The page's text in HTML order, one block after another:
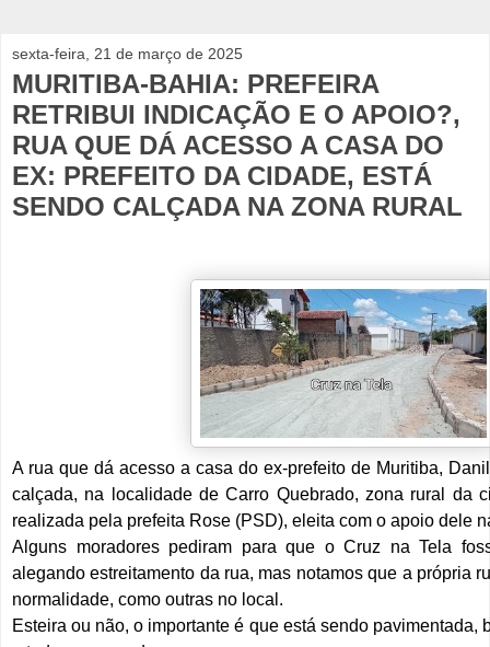
sexta-feira, 21 de março de 2025
MURITIBA-BAHIA: PREFEIRA
RETRIBUI INDICAÇÃO E O APOIO?,
RUA QUE DÁ ACESSO A CASA DO
EX: PREFEITO DA CIDADE, ESTÁ
SENDO CALÇADA NA ZONA RURAL
A rua que dá acesso a casa do ex-prefeito de Muritiba,
calçada, na localidade de Carro Quebrado, zona rural da
realizada pela prefeita Rose (PSD), eleita com o apoio dele
Alguns moradores pediram para que o Cruz na Tela
alegando estreitamento da rua, mas notamos que a própria
normalidade, como outras no local.
Esteira ou não, o importante é que está sendo pavimentada,